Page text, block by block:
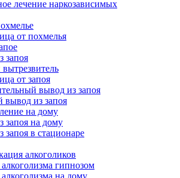
лечение наркозависимых
от похмелья
запоя
от запоя
вывод из запоя
из запоя
на дому
запоя на дому
запоя в стационаре
алкоголиков
гипнозом
на дому